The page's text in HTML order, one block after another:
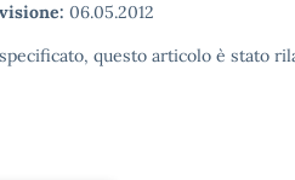
06.05.2012
questo articolo è stato